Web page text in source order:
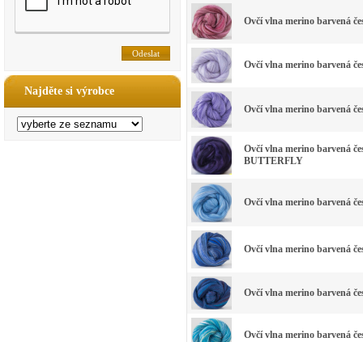
Najděte si výrobce
Ovčí vlna merino barvená
Ovčí vlna merino barvená
Ovčí vlna merino barvená
Ovčí vlna merino barvená
BUTTERFLY
Ovčí vlna merino barvená
Ovčí vlna merino barvená
Ovčí vlna merino barvená
Ovčí vlna merino barvená